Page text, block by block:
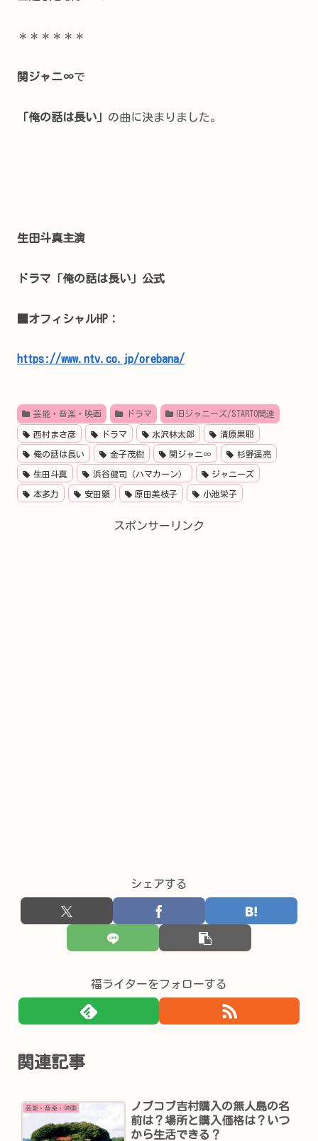
＊＊＊＊＊＊
関ジャニ∞で
「俺の話は長い」 の曲に決まりました。
生田斗真主演
ドラマ「俺の話は長い」公式
■オフィシャルHP：
https://www.ntv.co.jp/orebana/
芸能・音楽・映画 ドラマ 旧ジャニーズ/STARTO関連
西村まさ彦 ドラマ 水沢林太郎 清原果耶
俺の話は長い 金子茂樹 関ジャニ∞ 杉野遥亮
生田斗真 浜谷健司（ハマカーン） ジャニーズ
本多力 安田顕 原田美枝子 小池栄子
スポンサーリンク
シェアする
福ライターをフォローする
関連記事
芸能・音楽・映画
ノブコブ吉村購入の無人島の名
前は？場所と購入価格は？いつ
から生活できる？